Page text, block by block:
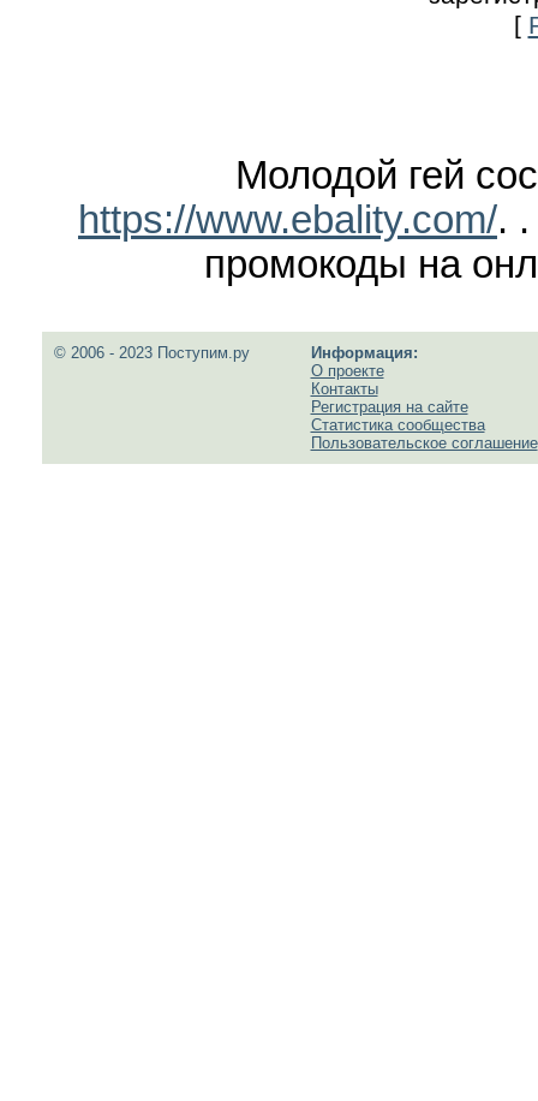
[
Молодой гей
https://www.ebality.com/.
промокоды на
© 2006 - 2023 Поступим.ру
Информация:
О проекте
Контакты
Регистрация на сайте
Статистика сообщества
Пользовательское соглашение